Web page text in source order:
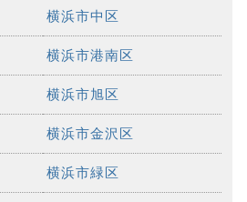
横浜市中区
横浜市港南区
横浜市旭区
横浜市金沢区
横浜市緑区